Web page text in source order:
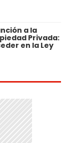
a la
Privada:
en la Ley